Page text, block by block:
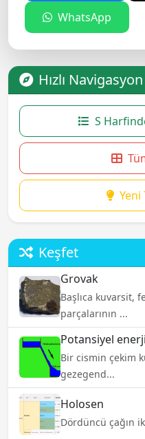
WhatsApp
Hızlı Navigasyon
S
Keşfet
Grovak
Başlıca kuvarsit,
parçalarının ...
Potansiyel enerji
Bir cismin çekim
gezegend...
Holosen
Dördüncü çağın